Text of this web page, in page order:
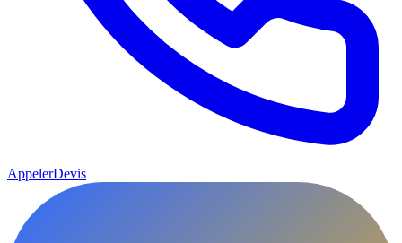
AppelerDevis